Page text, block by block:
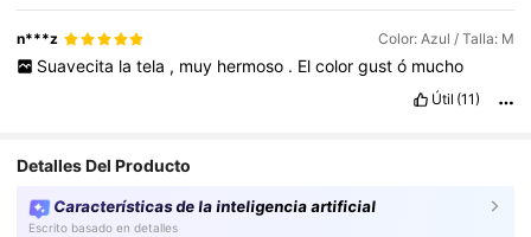
n***z Color: Azul / Talla: M
Suavecita la tela , muy hermoso . El color gust ó mucho
Útil (11)
Detalles Del Producto
Características de la inteligencia artificial
Escrito basado en detalles